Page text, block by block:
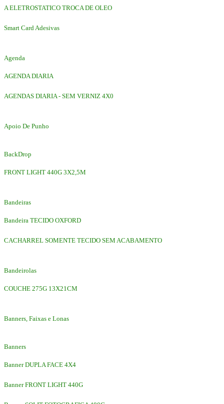
A ELETROSTATICO TROCA DE OLEO
Smart Card Adesivas
Agenda
AGENDA DIARIA
AGENDAS DIARIA - SEM VERNIZ 4X0
Apoio De Punho
BackDrop
FRONT LIGHT 440G 3X2,5M
Bandeiras
Bandeira TECIDO OXFORD
CACHARREL SOMENTE TECIDO SEM ACABAMENTO
Bandeirolas
COUCHE 275G 13X21CM
Banners, Faixas e Lonas
Banners
Banner DUPLA FACE 4X4
Banner FRONT LIGHT 440G